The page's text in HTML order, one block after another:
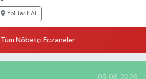
Yol Tarifi Al
Tüm Nöbetçi Eczaneler
09.08.2026